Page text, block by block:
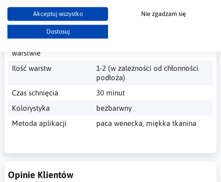
Akceptuj wszystko Nie zgadzam się
Dostosuj
Najważniejsze Informacje
Pojemność
warstwie
Ilość warstw
1-2 (w zależności od chłonności
podłoża)
Czas schnięcia
30 minut
Kolorystyka
bezbarwny
Metoda aplikacji
paca wenecka, miękka tkanina
Opinie Klientów